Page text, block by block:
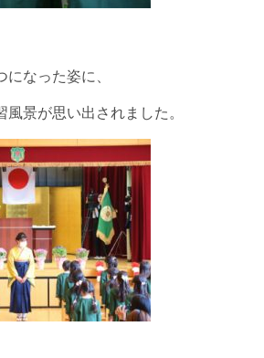
なった姿に、
風景が思い出されました。